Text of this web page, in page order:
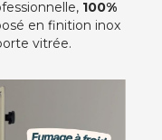
100%
en finition inox
vitrée.